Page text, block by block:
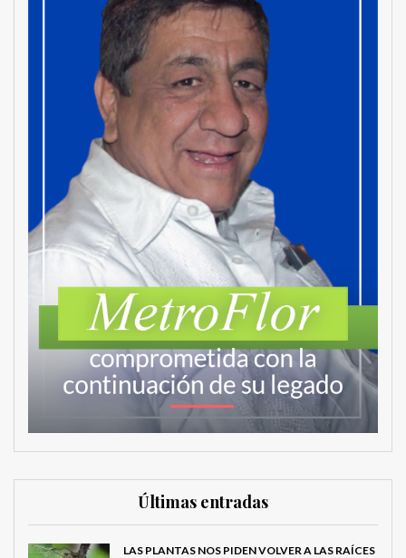
Últimas entradas
LAS PLANTAS NOS PIDEN VOLVER A LAS RAÍCES